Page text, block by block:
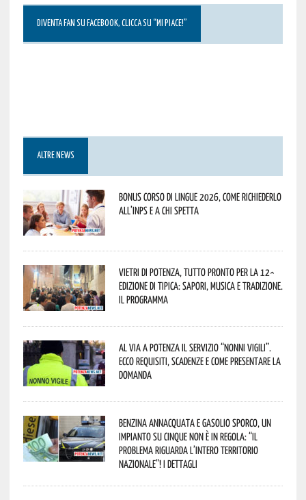
DIVENTA FAN SU FACEBOOK, CLICCA SU “MI PIACE!”
ALTRE NEWS
Bonus corso di lingue 2026, come richiederlo
all’INPS e a chi spetta
Vietri di Potenza, tutto pronto per la 12^
Edizione di Tipica: sapori, musica e tradizione.
Il programma
Al via a Potenza il servizio “Nonni Vigili”.
Ecco requisiti, scadenze e come presentare la
domanda
Benzina annacquata e gasolio sporco, un
impianto su cinque non è in regola: “il
problema riguarda l’intero territorio
Nazionale”! I dettagli